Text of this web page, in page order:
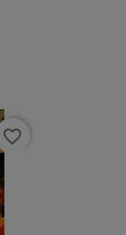
favorite_border